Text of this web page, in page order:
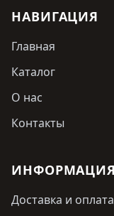
НАВИГАЦИЯ
Главная
Каталог
О нас
Контакты
ИНФОРМАЦИЯ
Доставка и оплата